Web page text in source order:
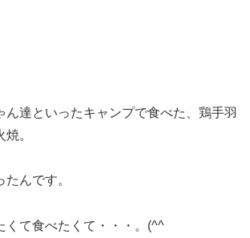
ん達といったキャンプで食べた、鶏手羽
。
んです。
て食べたくて・・・。(^^ゞ